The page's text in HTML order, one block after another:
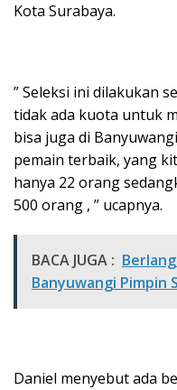
Kota Surabaya.
” Seleksi ini dilakukan
tidak ada kuota untuk
bisa juga di
pemain terbaik, yang
hanya 22 orang
500 orang , ” ucapnya.
BACA JUGA :
Banyuwangi Pimpin
Daniel menyebut ada